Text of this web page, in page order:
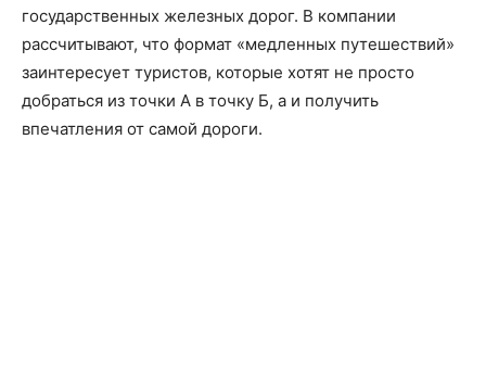
государственных железных дорог. В компании
рассчитывают, что формат «медленных путешествий»
заинтересует туристов, которые хотят не просто
добраться из точки А в точку Б, а и получить
впечатления от самой дороги.